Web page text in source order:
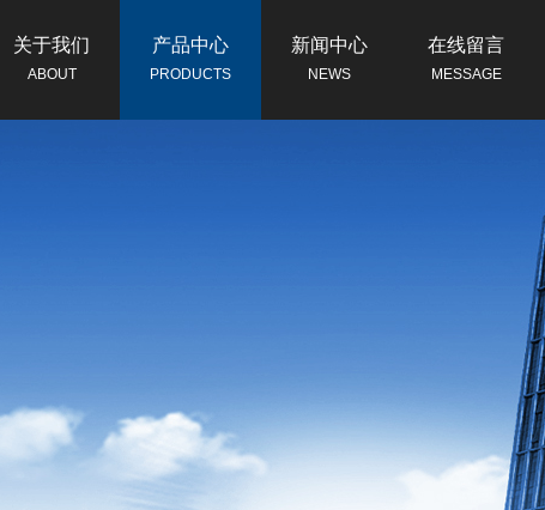
关于我们
ABOUT
产品中心
PRODUCTS
新闻中心
NEWS
在线留言
MESSAGE